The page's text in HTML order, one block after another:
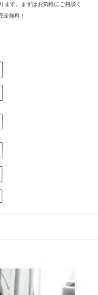
ます。まずはお気軽にご相談く
全無料！